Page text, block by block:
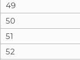
49
50
51
52